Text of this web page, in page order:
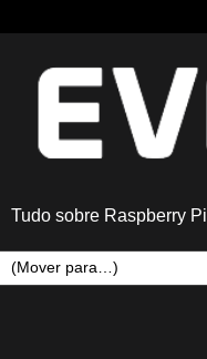
Tudo sobre Raspberry Pi